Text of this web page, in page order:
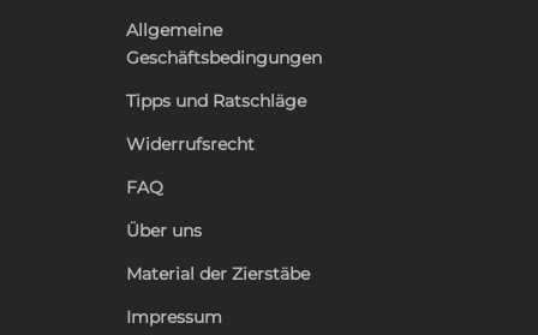
Allgemeine
Geschäftsbedingungen
Tipps und Ratschläge
Widerrufsrecht
FAQ
Über uns
Material der Zierstäbe
Impressum